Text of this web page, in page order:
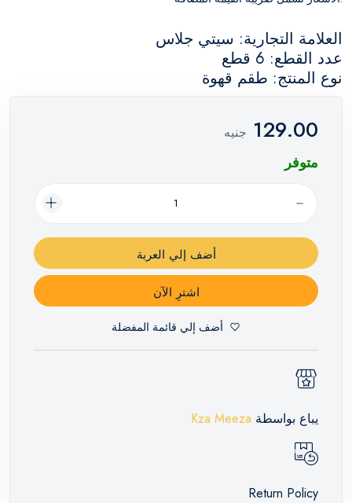
العلامة التجارية: سيتي جلاس
عدد القطع: 6 قطع
نوع المنتج: طقم قهوة
129.00 جنيه
متوفر
أضف إلي العربة
اشترِ الآن
أضف إلي قائمة المفضلة
يباع بواسطة Kza Meeza
Return Policy